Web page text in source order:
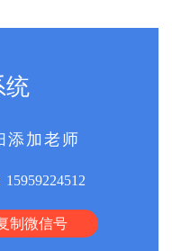
统
添加老师
15959224512
制微信号